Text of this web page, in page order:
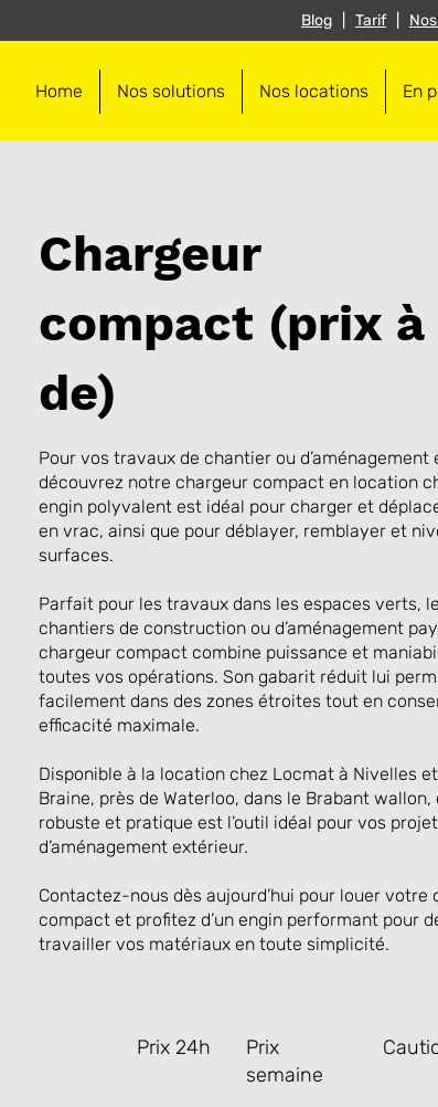
Home Nos solutions Nos locations En
Blog| Tarif|
Chargeur
compact (prix
de)
Pour vos travaux de chantier ou d’aménagement
découvrez notre chargeur compact en location
engin polyvalent est idéal pour charger et
en vrac, ainsi que pour déblayer, remblayer et
surfaces.
Parfait pour les travaux dans les espaces verts,
chantiers de construction ou d’aménagement
chargeur compact combine puissance et
toutes vos opérations. Son gabarit réduit lui
facilement dans des zones étroites tout en
efficacité maximale.
Disponible à la location chez Locmat à Nivelles
Braine, près de Waterloo, dans le Brabant
robuste et pratique est l’outil idéal pour vos
d’aménagement extérieur.
Contactez-nous dès aujourd’hui pour louer votre
compact et profitez d’un engin performant pour
travailler vos matériaux en toute simplicité.
Prix 24h
Prix
semaine